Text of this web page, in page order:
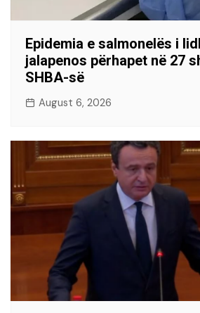
Epidemia e salmonelës i
jalapenos përhapet në 27
SHBA-së
August 6, 2026